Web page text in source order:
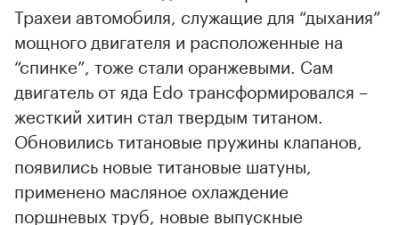
Трахеи автомобиля, служащие для “дыхания”
мощного двигателя и расположенные на
“спинке”, тоже стали оранжевыми. Сам
двигатель от яда Edo трансформировался –
жесткий хитин стал твердым титаном.
Обновились титановые пружины клапанов,
появились новые титановые шатуны,
применено масляное охлаждение
поршневых труб, новые выпускные